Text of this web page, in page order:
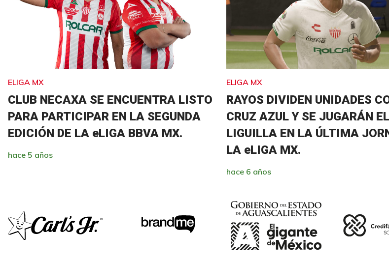
ELIGA MX
CLUB NECAXA SE ENCUENTRA LISTO
PARA PARTICIPAR EN LA SEGUNDA
EDICIÓN DE LA eLIGA BBVA MX.
hace 5 años
ELIGA MX
RAYOS DIVIDEN UNIDADES
CRUZ AZUL Y SE JUGARÁN
LIGUILLA EN LA ÚLTIMA
LA eLIGA MX.
hace 6 años